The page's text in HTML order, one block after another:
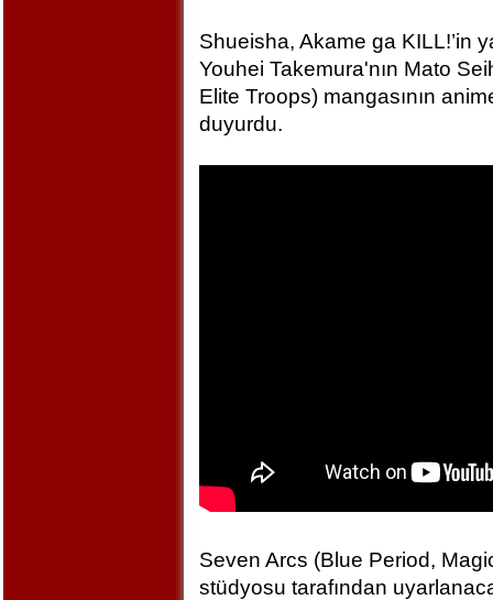
Shueisha, Akame ga KILL!’in
Youhei Takemura'nın Mato
Elite Troops) mangasının
duyurdu.
Seven Arcs (Blue Period,
stüdyosu tarafından